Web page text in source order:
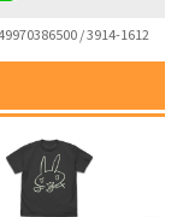
/ 3914-1612